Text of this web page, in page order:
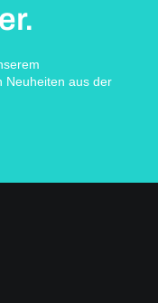
Neuheiten aus der